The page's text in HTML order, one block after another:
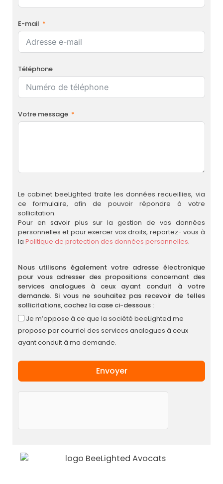
E-mail
Téléphone
Votre message
Le cabinet beeLighted traite les données recueillies, via
ce formulaire, afin de pouvoir répondre à votre
sollicitation.
Pour en savoir plus sur la gestion de vos données
personnelles et pour exercer vos droits, reportez- vous à
la Politique de protection des données personnelles.
Nous utilisons également votre adresse électronique
pour vous adresser des propositions concernant des
services analogues à ceux ayant conduit à votre
demande. Si vous ne souhaitez pas recevoir de telles
sollicitations, cochez la case ci-dessous :
Je m’oppose à ce que la société beeLighted me
propose par courriel des services analogues à ceux
ayant conduit à ma demande.
Envoyer